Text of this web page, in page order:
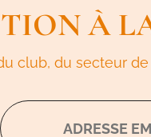
À
club, du secteur